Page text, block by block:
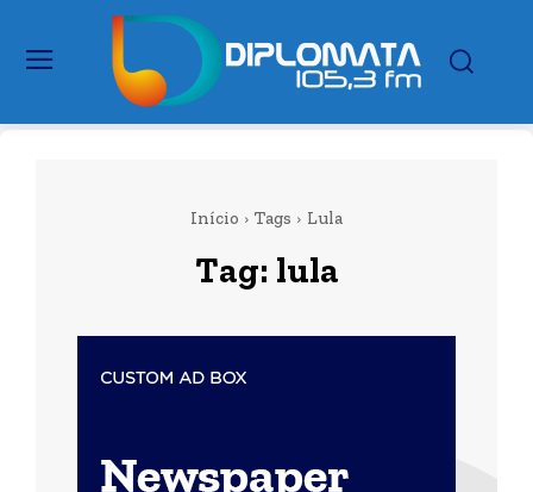
Início Tags Lula
Tag: lula